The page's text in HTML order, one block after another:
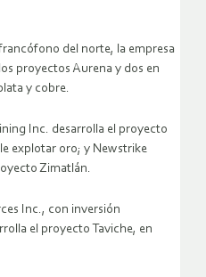
del norte, la empresa
proyectos Aurena y dos en
y cobre.
Inc. desarrolla el proyecto
explotar oro; y Newstrike
Zimatlán.
Inc., con inversión
el proyecto Taviche, en